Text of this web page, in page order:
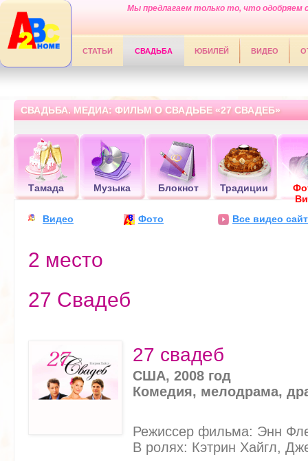
Мы предлагаем только то, что одобряем
СТАТЬИ СВАДЬБА ЮБИЛЕЙ ВИДЕО
СВАДЬБА. МЕДИА: ФИЛЬМ О СВАДЬБЕ «27 СВАДЕБ»
Тамада Музыка Блокнот Традиции
Видео
Фото Все видео
2 место
27 Свадеб
27 свадеб
США, 2008 год
Комедия, мелодрама,
Режиссер фильма: Энн
В ролях: Кэтрин Хайгл,